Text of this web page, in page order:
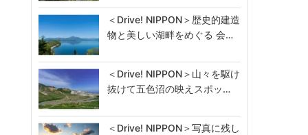
＜Drive! NIPPON＞歴史的建造
物と美しい湖畔をめぐる 会…
＜Drive! NIPPON＞山々を駆け
抜けて五色沼の映えスポッ…
＜Drive! NIPPON＞写真に残し